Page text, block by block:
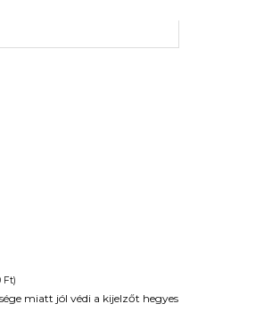
Ft)
miatt jól védi a kijelzőt hegyes